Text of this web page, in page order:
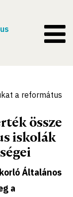
a református
össze
iskolák
Általános
a